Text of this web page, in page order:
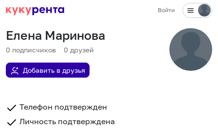
Войти
Елена Маринова
0 подписчиков 0 друзей
Добавить в друзья
Телефон подтвержден
Личность подтверждена